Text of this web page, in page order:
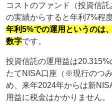
コストのファンド（投資信
の実績からすると年利7%程
年利5%での運用というのは
数字です。
投資信託の運用益は
たてNISA口座（※現行のつ
め、来年2024年からは新
用益に税金はかかりません。